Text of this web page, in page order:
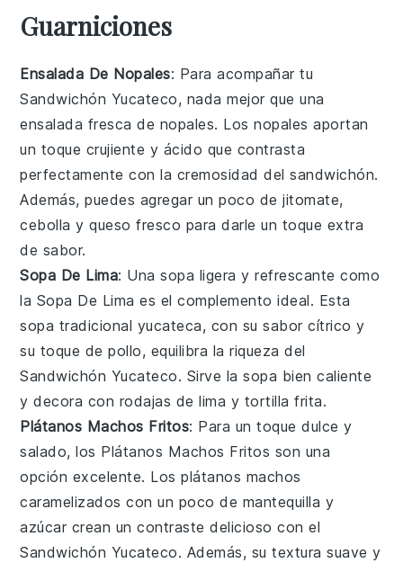
Guarniciones
Ensalada De Nopales: Para acompañar tu
Sandwichón Yucateco, nada mejor que una
ensalada fresca de nopales. Losnopales aportan
un toque crujiente y ácido que contrasta
perfectamente con la cremosidad delsandwichón.
Además, puedes agregar un poco dejitomate,
cebolla yqueso fresco para darle un toque extra
de sabor.
Sopa De Lima: Unasopa ligera y refrescante como
la Sopa De Lima es el complemento ideal. Esta
sopa tradicional yucateca, con su sabor cítrico y
su toque depollo, equilibra la riqueza del
Sandwichón Yucateco. Sirve lasopa bien caliente
y decora con rodajas delima y tortilla frita.
Plátanos Machos Fritos: Para un toque dulce y
salado, los Plátanos Machos Fritos son una
opción excelente. Losplátanos machos
caramelizados con un poco de mantequilla y
azúcar crean un contraste delicioso con el
Sandwichón Yucateco. Además, su textura suave y